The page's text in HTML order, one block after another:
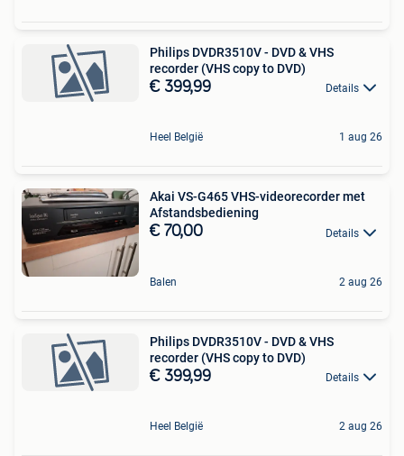
Philips DVDR3510V - DVD & VHS
recorder (VHS copy to DVD)
€ 399,99 Details
Heel België 1 aug 26
Akai VS-G465 VHS-videorecorder met
Afstandsbediening
€ 70,00 Details
Balen 2 aug 26
Philips DVDR3510V - DVD & VHS
recorder (VHS copy to DVD)
€ 399,99 Details
Heel België 2 aug 26